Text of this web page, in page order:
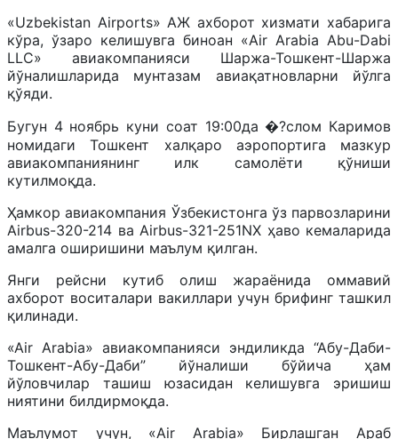
«Uzbekistan Airports» АЖ ахборот хизмати хабарига
кўра, ўзаро келишувга биноан «Air Arabia Abu-Dabi
LLC» авиакомпанияси Шаржа-Тошкент-Шаржа
йўналишларида мунтазам авиақатновларни йўлга
қўяди.
Бугун 4 ноябрь куни соат 19:00да �?слом Каримов
номидаги Тошкент халқаро аэропортига мазкур
авиакомпаниянинг илк самолёти қўниши
кутилмоқда.
Ҳамкор авиакомпания Ўзбекистонга ўз парвозларини
Airbus-320-214 ва Airbus-321-251NX ҳаво кемаларида
амалга оширишини маълум қилган.
Янги рейсни кутиб олиш жараёнида оммавий
ахборот воситалари вакиллари учун брифинг ташкил
қилинади.
«Air Arabia» авиакомпанияси эндиликда “Абу-Даби-
Тошкент-Абу-Даби” йўналиши бўйича ҳам
йўловчилар ташиш юзасидан келишувга эришиш
ниятини билдирмоқда.
Маълумот учун, «Air Arabia» Бирлашган Араб